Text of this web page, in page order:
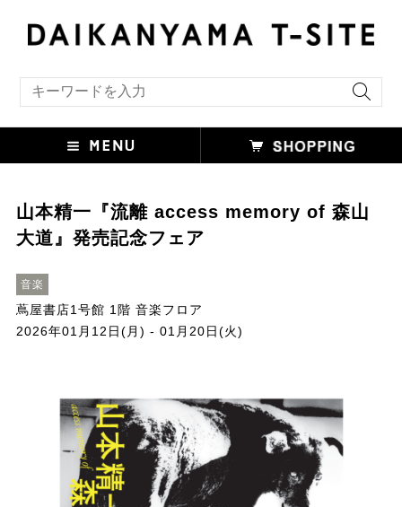
山本精一『流離 access memory of 森山
大道』発売記念フェア
音楽
蔦屋書店1号館 1階 音楽フロア
2026年01月12日(月) - 01月20日(火)